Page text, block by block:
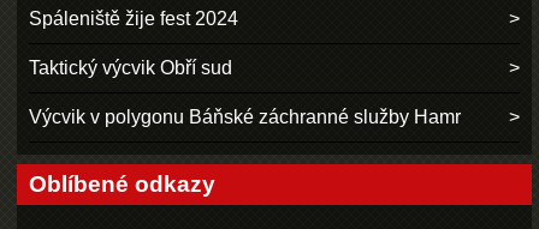
Spáleniště žije fest 2024
Taktický výcvik Obří sud
Výcvik v polygonu Báňské záchranné služby Hamr
Oblíbené odkazy